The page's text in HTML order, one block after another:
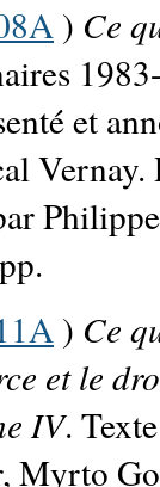
) Ce
et
) Ce
et le
IV.
Myrto